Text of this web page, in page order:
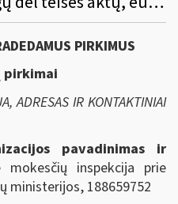
PIRKIMUS
pirkimai
ADRESAS IR KONTAKTINIAI
pavadinimas ir
mokesčių inspekcija prie
ministerijos, 188659752